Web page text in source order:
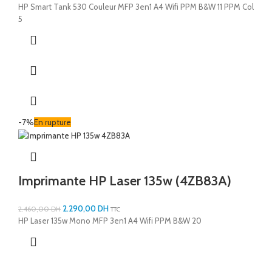
HP Smart Tank 530 Couleur MFP 3en1 A4 Wifi PPM B&W 11 PPM Col
5
-7%En rupture
Imprimante HP Laser 135w (4ZB83A)
2.460,00DH 2.290,00DH TTC
HP Laser 135w Mono MFP 3en1 A4 Wifi PPM B&W 20